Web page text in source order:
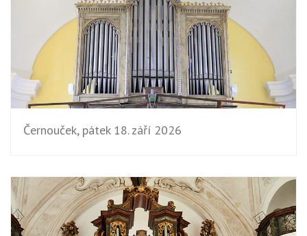
Černouček, pátek 18. září 2026